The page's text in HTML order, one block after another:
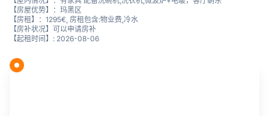
【房屋优势】：玛黑区
【房租】：1295€, 房租包含:物业费,冷水
【房补状况】可以申请房补
【起租时间】: 2026-08-06